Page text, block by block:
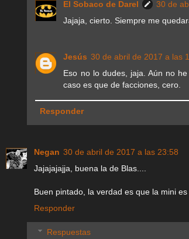
El Sobaco de Darel
30 de
Jajaja, cierto. Siempre me
Jesús 30 de abril de 2017 a las
Eso no lo dudes, jaja. Aún no
caso es que de facciones, cero.
Responder
Negan 30 de abril de 2017 a las 23:58
Jajajajajja, buena la de Blas....
Buen pintado, la verdad es que la mini
Responder
Respuestas